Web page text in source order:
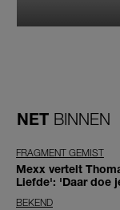
NET BINNEN
FRAGMENT GEMIST
Mexx vertelt
Liefde': 'Daar doe
BEKEND